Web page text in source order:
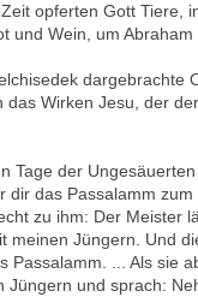
opferten Gott Tiere,
und Wein, um Abraham
dargebrachte
das Wirken Jesu, der
Tage der
dir das Passalamm
zu ihm: Der Meister
meinen Jüngern. Und
Passalamm. ... Als sie
Jüngern und sprach: